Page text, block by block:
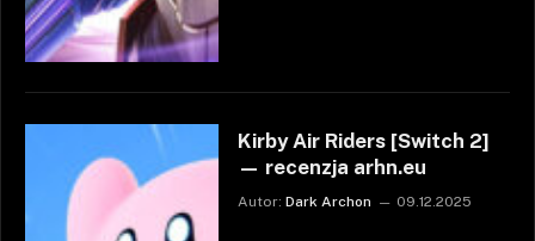
Kirby Air Riders [Switch 2]
— recenzja arhn.eu
Autor: Dark Archon 09.12.2025